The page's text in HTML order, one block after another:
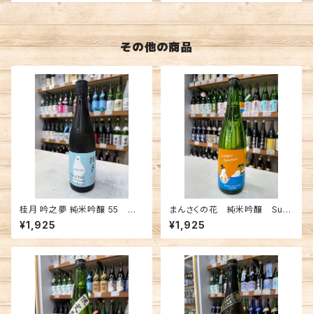
その他の商品
桂月 吟之夢 純米吟醸 55 夏
の生酒 720ml
¥1,925
まんさくの花 純米吟醸 Sum
mer Snowman 720ml
¥1,925